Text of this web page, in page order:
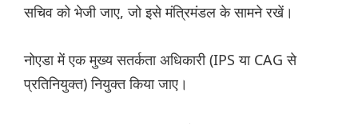
सचिव को भेजी जाए, जो इसे मंत्रिमंडल के सामने रखें।
नोएडा में एक मुख्य सतर्कता अधिकारी (IPS या CAG से
प्रतिनियुक्त) नियुक्त किया जाए।